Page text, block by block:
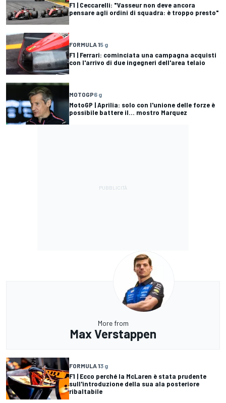
F1 | Ceccarelli: "Vasseur non deve ancora
pensare agli ordini di squadra: è troppo presto"
FORMULA 15 g
F1 | Ferrari: cominciata una campagna acquisti
con l'arrivo di due ingegneri dell'area telaio
MOTOGP6 g
MotoGP | Aprilia: solo con l'unione delle forze è
possibile battere il... mostro Marquez
More from
Max Verstappen
FORMULA 13 g
F1 | Ecco perché la McLaren è stata prudente
sull'introduzione della sua ala posteriore
ribaltabile